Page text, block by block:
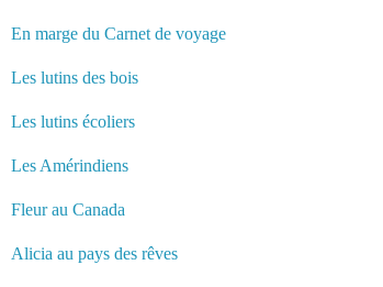
En marge du Carnet de voyage
Les lutins des bois
Les lutins écoliers
Les Amérindiens
Fleur au Canada
Alicia au pays des rêves